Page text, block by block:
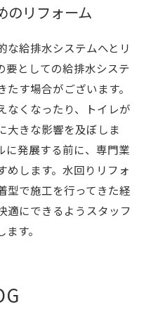
のリフォーム
な給排水システムへとリ
要としての給排水システ
す場合がございます。
なくなったり、トイレが
大きな影響を及ぼしま
に発展する前に、専門業
めします。水回りリフォ
型で施工を行ってきた経
適にできるようスタッフ
す。